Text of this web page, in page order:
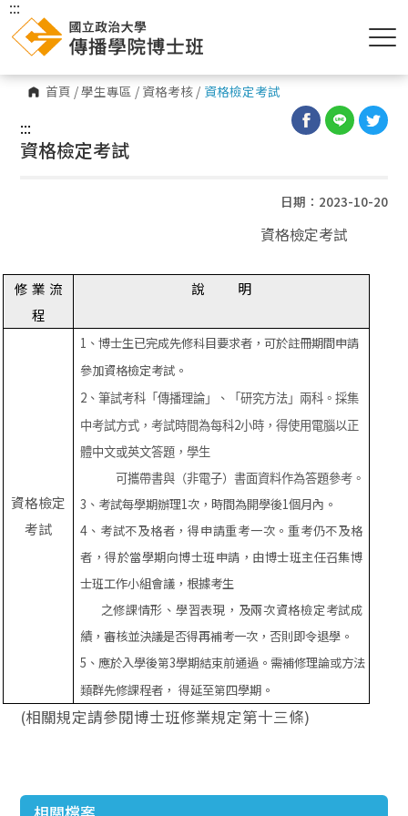
首頁 /學生專區 / 資格考核 / 資格檢定考試
:::
:::
資格檢定考試
日期：2023-10-20
資格檢定考試
修 業 流
程
說 明
資格檢定
考試
1、博士生已完成先修科目要求者，可於註冊期間申請
參加資格檢定考試。
2、筆試考科「傳播理論」、「研究方法」兩科。採集
中考試方式，考試時間為每科2小時，得使用電腦以正
體中文或英文答題，學生
可攜帶書與（非電子）書面資料作為答題參考。
3 、考試每學期辦理1次，時間為開學後1個月內。
4、考試不及格者，得申請重考一次。重考仍不及格
者，得於當學期向博士班申請，由博士班主任召集博
士班工作小組會議，根據考生
之修課情形、學習表現，及兩次資格檢定考試成
績，審核並決議是否得再補考一次，否則即令退學。
5 、應於入學後第3學期結束前通過。需補修理論或方法
類群先修課程者， 得延至第四學期。
(相關規定請參閱博士班修業規定第十三條)